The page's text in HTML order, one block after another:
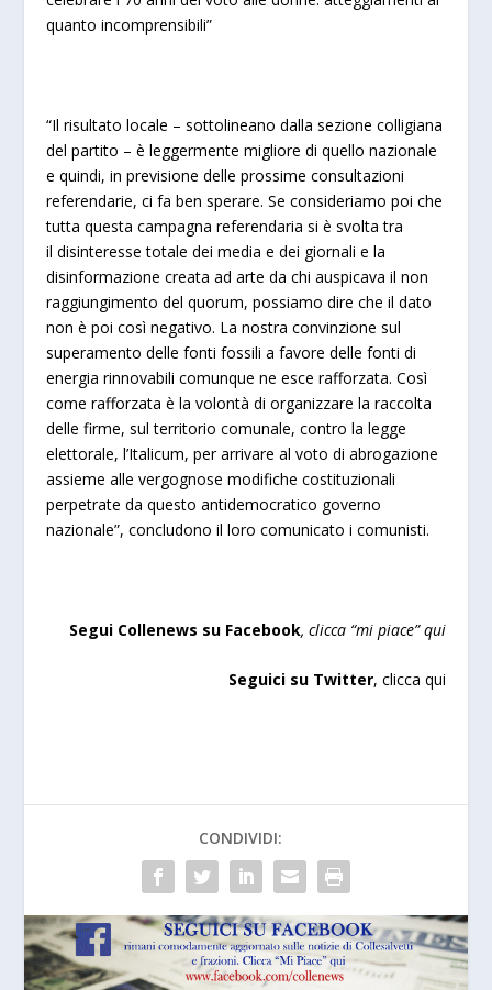
quanto incomprensibili”
“Il risultato locale – sottolineano dalla sezione colligiana
del partito – è leggermente migliore di quello nazionale
e quindi, in previsione delle prossime consultazioni
referendarie, ci fa ben sperare. Se consideriamo poi che
tutta questa campagna referendaria si è svolta tra
il disinteresse totale dei media e dei giornali e la
disinformazione creata ad arte da chi auspicava il non
raggiungimento del quorum, possiamo dire che il dato
non è poi così negativo. La nostra convinzione sul
superamento delle fonti fossili a favore delle fonti di
energia rinnovabili comunque ne esce rafforzata. Così
come rafforzata è la volontà di organizzare la raccolta
delle firme, sul territorio comunale, contro la legge
elettorale, l’Italicum, per arrivare al voto di abrogazione
assieme alle vergognose modifiche costituzionali
perpetrate da questo antidemocratico governo
nazionale”, concludono il loro comunicato i comunisti.
Segui Collenews su Facebook, clicca “mi piace”qui
Seguici su Twitter, clicca qui
CONDIVIDI: